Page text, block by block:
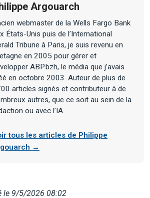
Argouarch
webmaster de la Wells Fargo Bank
États-Unis puis de l’International
Tribune à Paris, je suis revenu en
en 2005 pour gérer et
ABP.bzh, le média que j’avais
en octobre 2003. Auteur de plus de
articles signés et contributeur à de
autres, que ce soit au sein de la
ou avec l’IA.
tous les articles de Philippe
→
le 9/5/2026 08:02